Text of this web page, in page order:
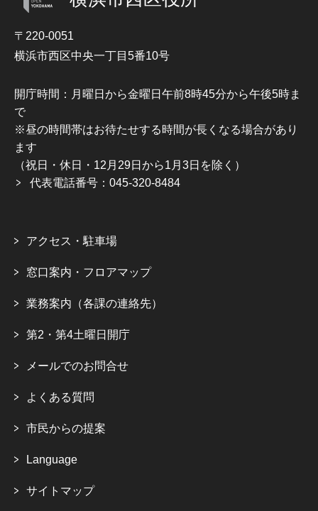
〒220-0051
横浜市西区中央一丁目5番10号
開庁時間：月曜日から金曜日午前8時45分から午後5時ま
で
※昼の時間帯はお待たせする時間が長くなる場合があり
ます
（祝日・休日・12月29日から1月3日を除く）
代表電話番号：045-320-8484
アクセス・駐車場
窓口案内・フロアマップ
業務案内（各課の連絡先）
第2・第4土曜日開庁
メールでのお問合せ
よくある質問
市民からの提案
Language
サイトマップ